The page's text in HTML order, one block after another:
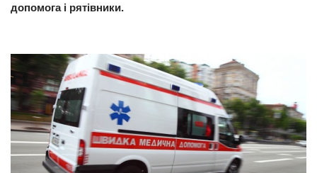
Прикарпаття
Економіка
Політика
Світ
Цікаво
допомога і рятівники.